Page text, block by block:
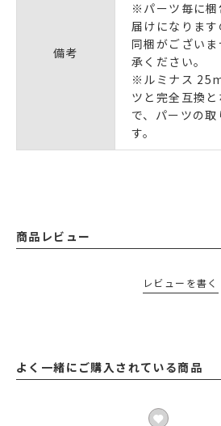
備考
※パーツ毎に梱
届けになりま
同梱がござい
承ください。
※ルミナス
ツと完全互換
で、パーツの
す。
商品レビュー
レビューを書く
よく一緒にご購入されている商品